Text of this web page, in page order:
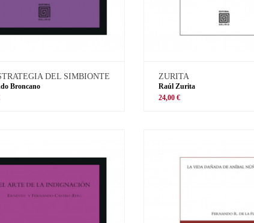
DEL SIMBIONTE
Broncano
ZURITA
Raúl Zurita
24,00 €